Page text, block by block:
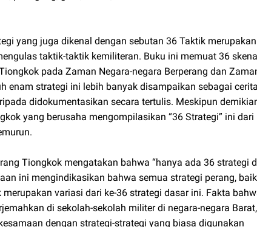
yang juga dikenal dengan sebutan 36 Taktik merupakan
taktik-taktik kemiliteran. Buku ini memuat 36
pada Zaman Negara-negara Berperang dan
enam strategi ini lebih banyak disampaikan sebagai cerita
didokumentasikan secara tertulis. Meskipun
yang berusaha mengompilasikan “36 Strategi” ini dari
Tiongkok mengatakan bahwa “hanya ada 36 strategi
ini mengindikasikan bahwa semua strategi perang, baik
variasi dari ke-36 strategi dasar ini. Fakta
di sekolah-sekolah militer di negara-negara Barat,
dengan strategi-strategi yang biasa digunakan